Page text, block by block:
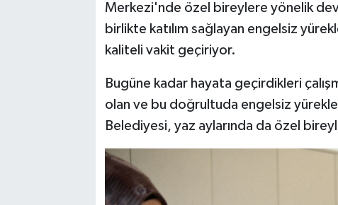
Merkezi'nde özel bireylere yönelik
birlikte katılım sağlayan engelsiz
kaliteli vakit geçiriyor.
Bugüne kadar hayata geçirdikleri
olan ve bu doğrultuda engelsiz
Belediyesi, yaz aylarında da özel